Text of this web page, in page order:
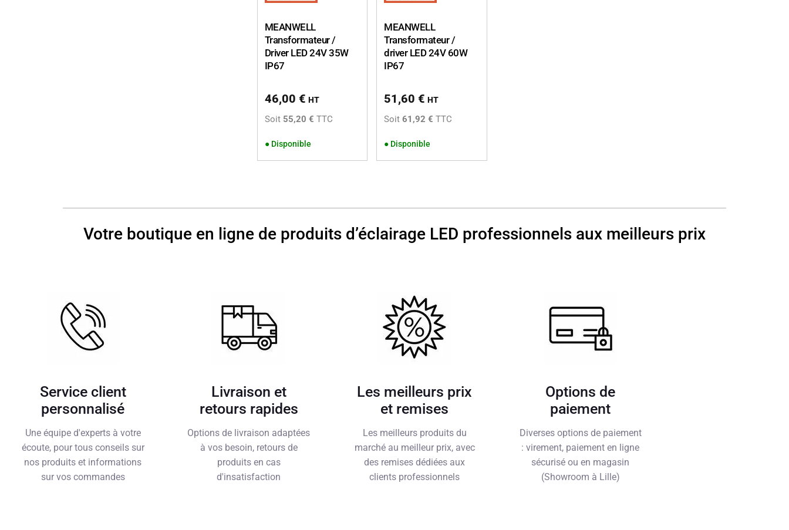
MEANWELL
Transformateur /
Driver LED 24V 35W
IP67
46,00 € HT
Soit 55,20 € TTC
● Disponible
MEANWELL
Transformateur /
driver LED 24V 60W
IP67
51,60€ HT
Soit61,92 € TTC
● Disponible
Votre boutique en ligne de produits d’éclairage LED professionnels aux meilleurs prix
Service client
personnalisé
Une équipe d'experts à votre
écoute, pour tous conseils sur
nos produits et informations
sur vos commandes
Livraison et
retours rapides
Options de livraison adaptées
à vos besoin, retours de
produits en cas
d'insatisfaction
Les meilleurs prix
et remises
Les meilleurs produits du
marché au meilleur prix, avec
des remises dédiées aux
clients professionnels
Options de
paiement
Diverses options de paiement
: virement, paiement en ligne
sécurisé ou en magasin
(Showroom à Lille)